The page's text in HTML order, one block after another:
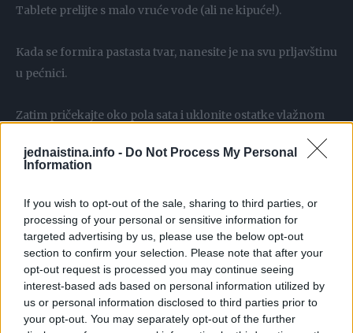
jednaistina.info - Do Not Process My Personal
Information
If you wish to opt-out of the sale, sharing to third parties, or
processing of your personal or sensitive information for
targeted advertising by us, please use the below opt-out
section to confirm your selection. Please note that after your
opt-out request is processed you may continue seeing
interest-based ads based on personal information utilized by
us or personal information disclosed to third parties prior to
your opt-out. You may separately opt-out of the further
Tablete prelijte s malo vruće vode (ali ne kipuće!).
Kada se formira pastasta tvar, nanesite je na svu prljavštinu
u pećnici.
Zatim pričekajte oko pola sata i uklonite ostatke vlažnom
Protiv neugodnih mirisa i začepljenja odvoda
Ako vas brine miris iz odvoda, ili vas brine da bi se mogao
začepiti, evo kako to lako možete riješiti.
Jednu tabletu stavite u odvod i u laganom mlazu prelijte
vrućom vodom iz kuhala za vodu.